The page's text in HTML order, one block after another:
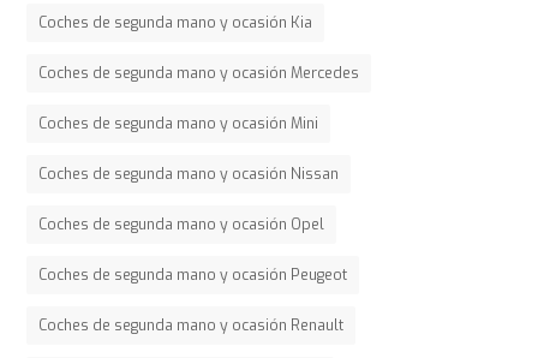
Coches de segunda mano y ocasión Kia
Coches de segunda mano y ocasión Mercedes
Coches de segunda mano y ocasión Mini
Coches de segunda mano y ocasión Nissan
Coches de segunda mano y ocasión Opel
Coches de segunda mano y ocasión Peugeot
Coches de segunda mano y ocasión Renault